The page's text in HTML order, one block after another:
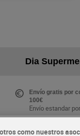
Dia
Envío gratis por
100€
Envío estandar
como nuestros